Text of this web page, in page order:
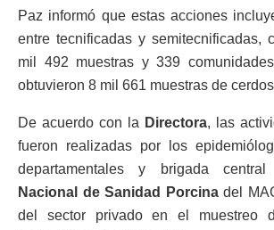
Paz informó que estas acciones
entre tecnificadas y semitecnificadas,
mil 492 muestras y 339
obtuvieron 8 mil 661 muestras de
De acuerdo con la Directora, las
fueron realizadas por los
departamentales y brigada
Nacional de Sanidad Porcinadel
del sector privado en el muestreo